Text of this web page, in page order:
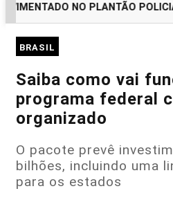
NO PLANTÃO
EM ALTA
BRASIL
Saiba como vai
programa federal
organizado
O pacote prevê
bilhões, incluindo uma
para os estados